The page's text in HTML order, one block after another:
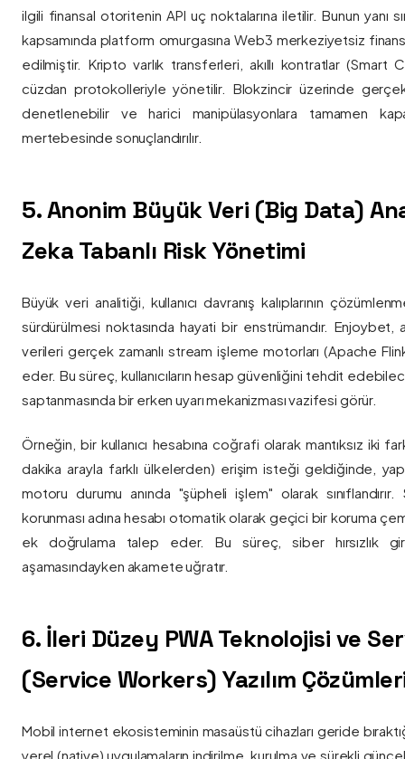
ilgili finansal otoritenin API uç noktalarına iletilir. Bunun yanı
kapsamında platform omurgasına Web3 merkeziyetsiz
edilmiştir. Kripto varlık transferleri, akıllı kontratlar (Smart
cüzdan protokolleriyle yönetilir. Blokzincir üzerinde
denetlenebilir ve harici manipülasyonlara tamamen
mertebesinde sonuçlandırılır.
5. Anonim Büyük Veri (Big Data)
Zeka Tabanlı Risk Yönetimi
Büyük veri analitiği, kullanıcı davranış kalıplarının
sürdürülmesi noktasında hayati bir enstrümandır. Enjoybet,
verileri gerçek zamanlı stream işleme motorları (Apache Flink
eder. Bu süreç, kullanıcıların hesap güvenliğini tehdit
saptanmasında bir erken uyarı mekanizması vazifesi görür.
Örneğin, bir kullanıcı hesabına coğrafi olarak mantıksız iki
dakika arayla farklı ülkelerden) erişim isteği geldiğinde,
motoru durumu anında "şüpheli işlem" olarak sınıflandırır.
korunması adına hesabı otomatik olarak geçici bir koruma
ek doğrulama talep eder. Bu süreç, siber hırsızlık
aşamasındayken akamete uğratır.
6. İleri Düzey PWA Teknolojisi ve
(Service Workers) Yazılım
Mobil internet ekosisteminin masaüstü cihazları geride
yerel (native) uygulamaların indirilme, kurulma ve sürekli